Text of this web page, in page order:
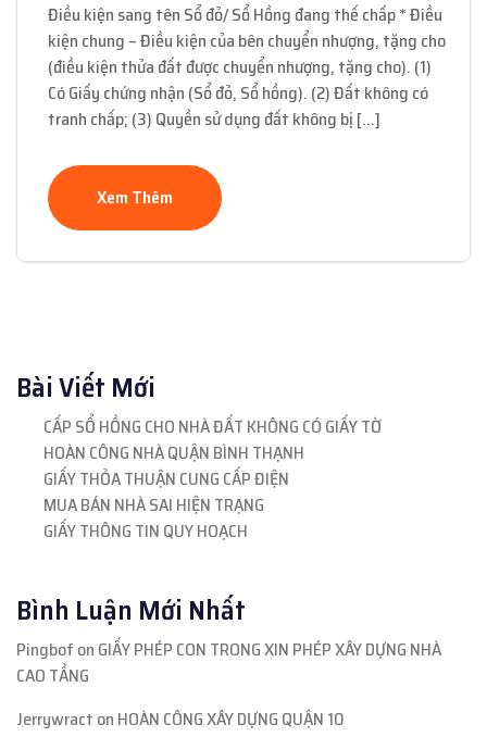
Điều kiện sang tên Sổ đỏ/ Sổ Hồng đang thế chấp * Điều
kiện chung – Điều kiện của bên chuyển nhượng, tặng cho
(điều kiện thửa đất được chuyển nhượng, tặng cho). (1)
Có Giấy chứng nhận (Sổ đỏ, Sổ hồng). (2) Đất không có
tranh chấp; (3) Quyền sử dụng đất không bị […]
Xem Thêm
Bài Viết Mới
CẤP SỔ HỒNG CHO NHÀ ĐẤT KHÔNG CÓ GIẤY TỜ
HOÀN CÔNG NHÀ QUẬN BÌNH THẠNH
GIẤY THỎA THUẬN CUNG CẤP ĐIỆN
MUA BÁN NHÀ SAI HIỆN TRẠNG
GIẤY THÔNG TIN QUY HOẠCH
Bình Luận Mới Nhất
Pingbof on GIẤY PHÉP CON TRONG XIN PHÉP XÂY DỰNG NHÀ
CAO TẦNG
Jerrywract on HOÀN CÔNG XÂY DỰNG QUẬN 10